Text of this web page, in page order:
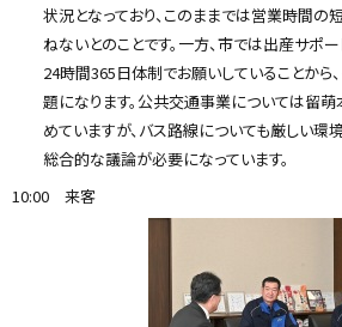
状況となっており、このままでは営業時間の
ねないとのことです。一方、市では出産サポ
24時間365日体制でお願いしていることから
題になります。公共交通事業については留
めていますが、バス路線についても厳しい環
総合的な議論が必要になっています。
10:00 来客